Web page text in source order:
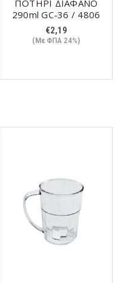
ΠΟΤΗΡΙ ΔΙΑΦΑΝΟ
290ml GC-36 / 4806
€2,19
(Με ΦΠΑ 24%)